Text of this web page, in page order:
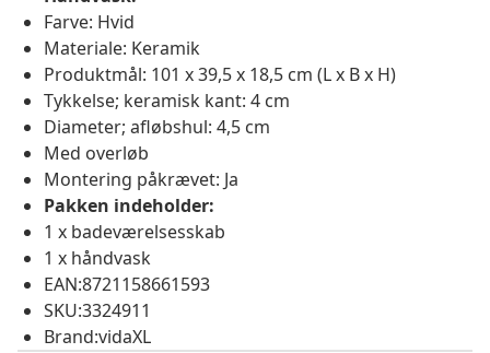
Farve: Hvid
Materiale: Keramik
Produktmål: 101 x 39,5 x 18,5 cm (L x B x H)
Tykkelse; keramisk kant: 4 cm
Diameter; afløbshul: 4,5 cm
Med overløb
Montering påkrævet: Ja
Pakken indeholder:
1 x badeværelsesskab
1 x håndvask
EAN:8721158661593
SKU:3324911
Brand:vidaXL